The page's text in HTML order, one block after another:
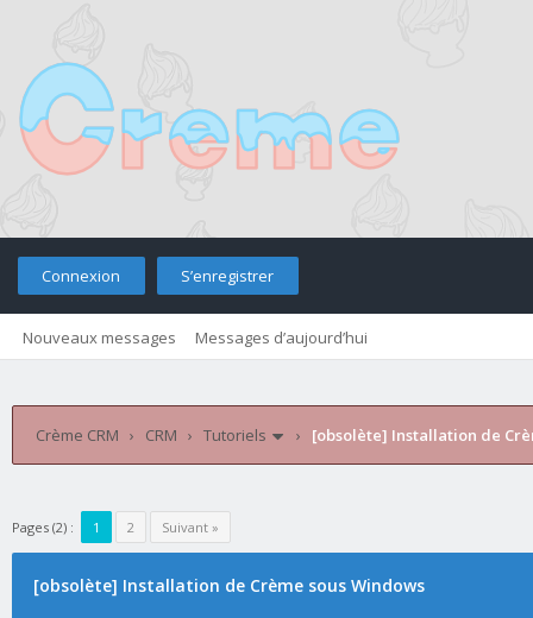
Connexion S’enregistrer
Nouveaux messages Messages d’aujourd’hui
Crème CRM › CRM › Tutoriels › [obsolète] Installation de
Pages (2) : 1 2 Suivant »
[obsolète] Installation de Crème sous Windows